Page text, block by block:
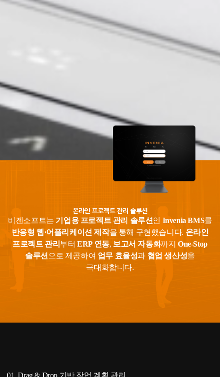
온라인 프로젝트 관리 솔루션
비젠소프트는 기업용 프로젝트 관리 솔루션인 Invenia BMS를
반응형 웹·어플리케이션 제작을 통해 구현했습니다. 온라인
프로젝트 관리 부터ERP 연동, 보고서 자동화까지One-Stop
솔루션 으로 제공하여 업무 효율성과 협업 생산성을
극대화합니다.